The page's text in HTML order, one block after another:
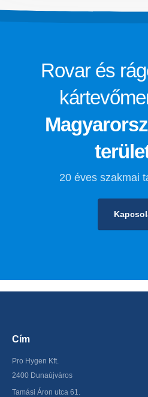
Rovar és
20 éves szakmai
Cím
Pro Hygen Kft.
2400 Dunaújváros
Tamási Áron utca 61.